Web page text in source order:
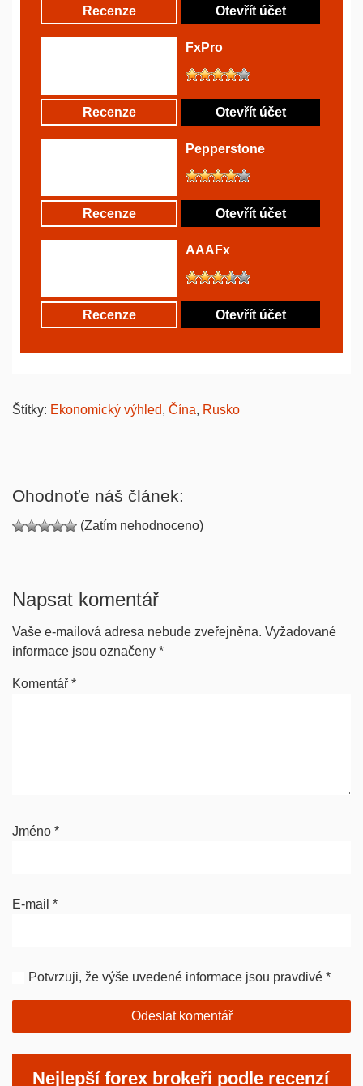
Recenze Otevřít účet
FxPro
Recenze Otevřít účet
Pepperstone
Recenze Otevřít účet
AAAFx
Recenze Otevřít účet
Štítky: Ekonomický výhled, Čína, Rusko
Ohodnoťe náš článek:
(Zatím nehodnoceno)
Napsat komentář
Vaše e-mailová adresa nebude zveřejněna. Vyžadované
informace jsou označeny *
Komentář *
Jméno *
E-mail *
Potvrzuji, že výše uvedené informace jsou pravdivé *
Nejlepší forex brokeři podle recenzí